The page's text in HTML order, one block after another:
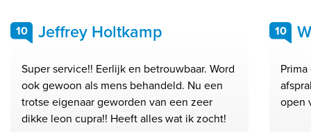
10 Jeffrey Holtkamp
Super service!! Eerlijk en betrouwbaar. Word
ook gewoon als mens behandeld. Nu een
trotse eigenaar geworden van een zeer
dikke leon cupra!! Heeft alles wat ik zocht!
10
open